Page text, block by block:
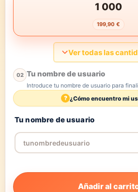
1 000
199,90 €
Ver todas las
02 Tu nombre de usuario
Introduce tu nombre de usuario para
? ¿Cómo encuentro mi
Tu nombre de usuario
Añadir al